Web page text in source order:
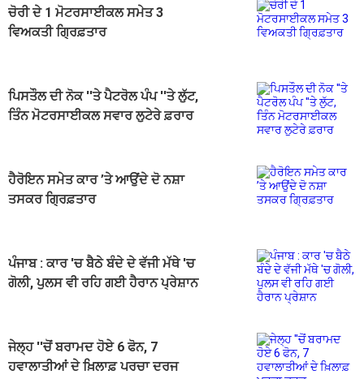
ਚੋਰੀ ਦੇ 1 ਮੋਟਰਸਾਈਕਲ ਸਮੇਤ 3
ਵਿਅਕਤੀ ਗ੍ਰਿਫ਼ਤਾਰ
ਪਿਸਤੌਲ ਦੀ ਨੋਕ ''ਤੇ ਪੈਟਰੋਲ ਪੰਪ ''ਤੇ ਲੁੱਟ,
ਤਿੰਨ ਮੋਟਰਸਾਈਕਲ ਸਵਾਰ ਲੁਟੇਰੇ ਫ਼ਰਾਰ
ਹੈਰੋਇਨ ਸਮੇਤ ਕਾਰ ’ਤੇ ਆਉਂਦੇ ਦੋ ਨਸ਼ਾ
ਤਸਕਰ ਗ੍ਰਿਫ਼ਤਾਰ
ਪੰਜਾਬ : ਕਾਰ 'ਚ ਬੈਠੇ ਬੰਦੇ ਦੇ ਵੱਜੀ ਮੱਥੇ 'ਚ
ਗੋਲੀ, ਪੁਲਸ ਵੀ ਰਹਿ ਗਈ ਹੈਰਾਨ ਪ੍ਰੇਸ਼ਾਨ
ਜੇਲ੍ਹ ''ਚੋਂ ਬਰਾਮਦ ਹੋਏ 6 ਫੋਨ, 7
ਹਵਾਲਾਤੀਆਂ ਦੇ ਖ਼ਿਲਾਫ਼ ਪਰਚਾ ਦਰਜ